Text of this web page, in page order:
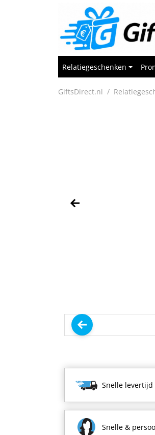
Relatiegeschenken
GiftsDirect.nl
Snelle levertijd
Snelle &